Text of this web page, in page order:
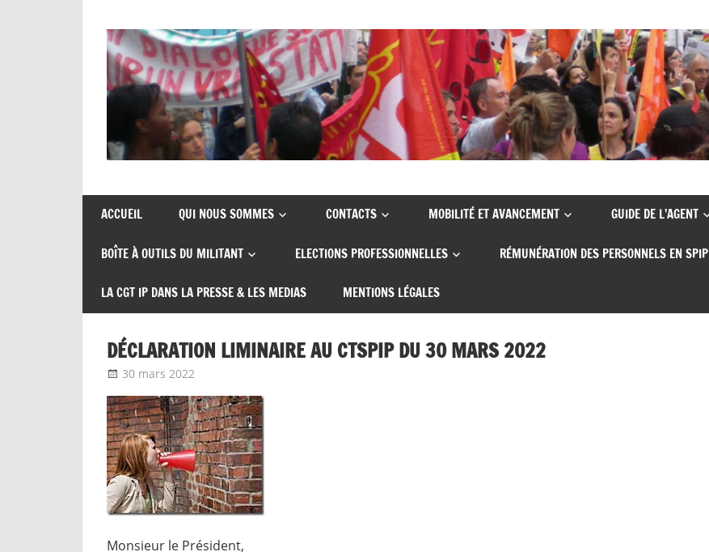
content
CGT
insertion
probation
de
syndicats
insertion
ACCUEIL QUI NOUS SOMMES CONTACTS MOBILITÉ ET AVANCEMENT GUIDE DE L’AGENT
BOÎTE À OUTILS DU MILITANT ELECTIONS PROFESSIONNELLES RÉMUNÉRATION DES PERSONNELS EN SPIP
LA CGT IP DANS LA PRESSE & LES MEDIAS MENTIONS LÉGALES
DÉCLARATION LIMINAIRE AU CTSPIP DU 30 MARS 2022
30 mars 2022
Monsieur le Président,